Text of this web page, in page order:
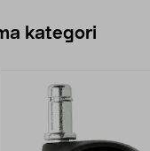
kategori